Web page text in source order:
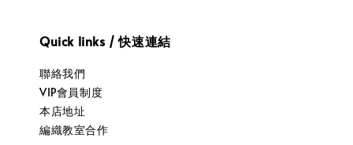
Quick links / 快速連結
聯絡我們
VIP會員制度
本店地址
編織教室合作